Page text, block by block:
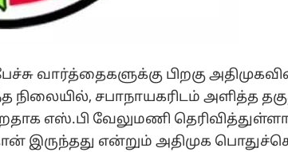
வார்த்தைகளுக்கு பிறகு
சபாநாயகரிடம் அளித்த
எஸ்.பி வேலுமணி
இருந்தது என்றும் அதிமுக